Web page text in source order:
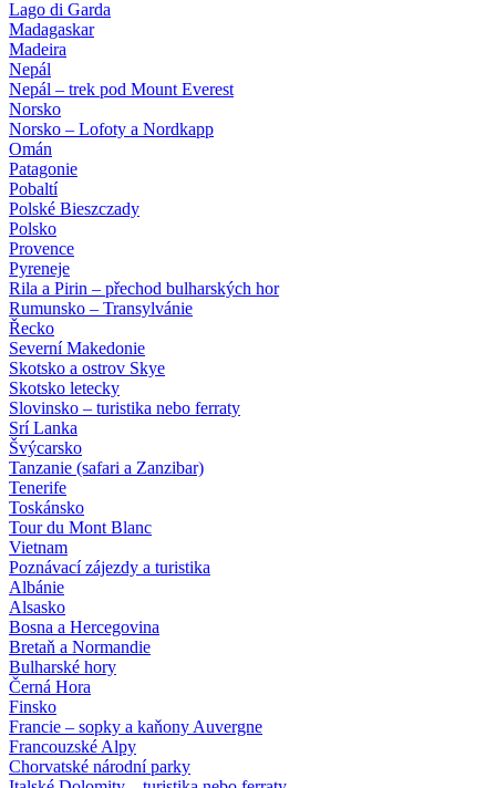
Lago di Garda
Madagaskar
Madeira
Nepál
Nepál – trek pod Mount Everest
Norsko
Norsko – Lofoty a Nordkapp
Omán
Patagonie
Pobaltí
Polské Bieszczady
Polsko
Provence
Pyreneje
Rila a Pirin – přechod bulharských hor
Rumunsko – Transylvánie
Řecko
Severní Makedonie
Skotsko a ostrov Skye
Skotsko letecky
Slovinsko – turistika nebo ferraty
Srí Lanka
Švýcarsko
Tanzanie (safari a Zanzibar)
Tenerife
Toskánsko
Tour du Mont Blanc
Vietnam
Poznávací zájezdy a turistika
Albánie
Alsasko
Bosna a Hercegovina
Bretaň a Normandie
Bulharské hory
Černá Hora
Finsko
Francie – sopky a kaňony Auvergne
Francouzské Alpy
Chorvatské národní parky